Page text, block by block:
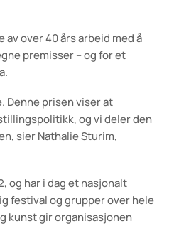
over 40 års arbeid med å
premisser – og for et
Denne prisen viser at
og vi deler den
sier Nathalie Sturim,
og har i dag et nasjonalt
festival og grupper over hele
kunst gir organisasjonen